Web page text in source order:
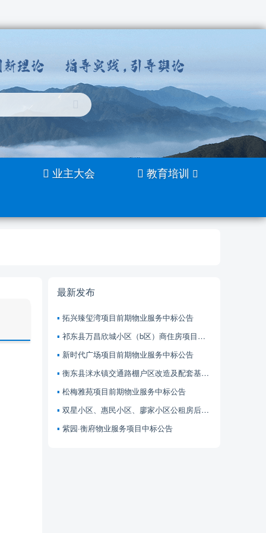
业主大会 教育培训
最新发布
拓兴臻玺湾项目前期物业服务中标公告
祁东县万昌欣城小区（b区）商住房项目前期物业服务中标公告
新时代广场项目前期物业服务中标公告
衡东县洣水镇交通路棚户区改造及配套基础设施建设项目（汇金大厦） 前期物业服务中标公告
松梅雅苑项目前期物业服务中标公告
双星小区、惠民小区、廖家小区公租房后续管理服务项目中标公告
紫园·衡府物业服务项目中标公告